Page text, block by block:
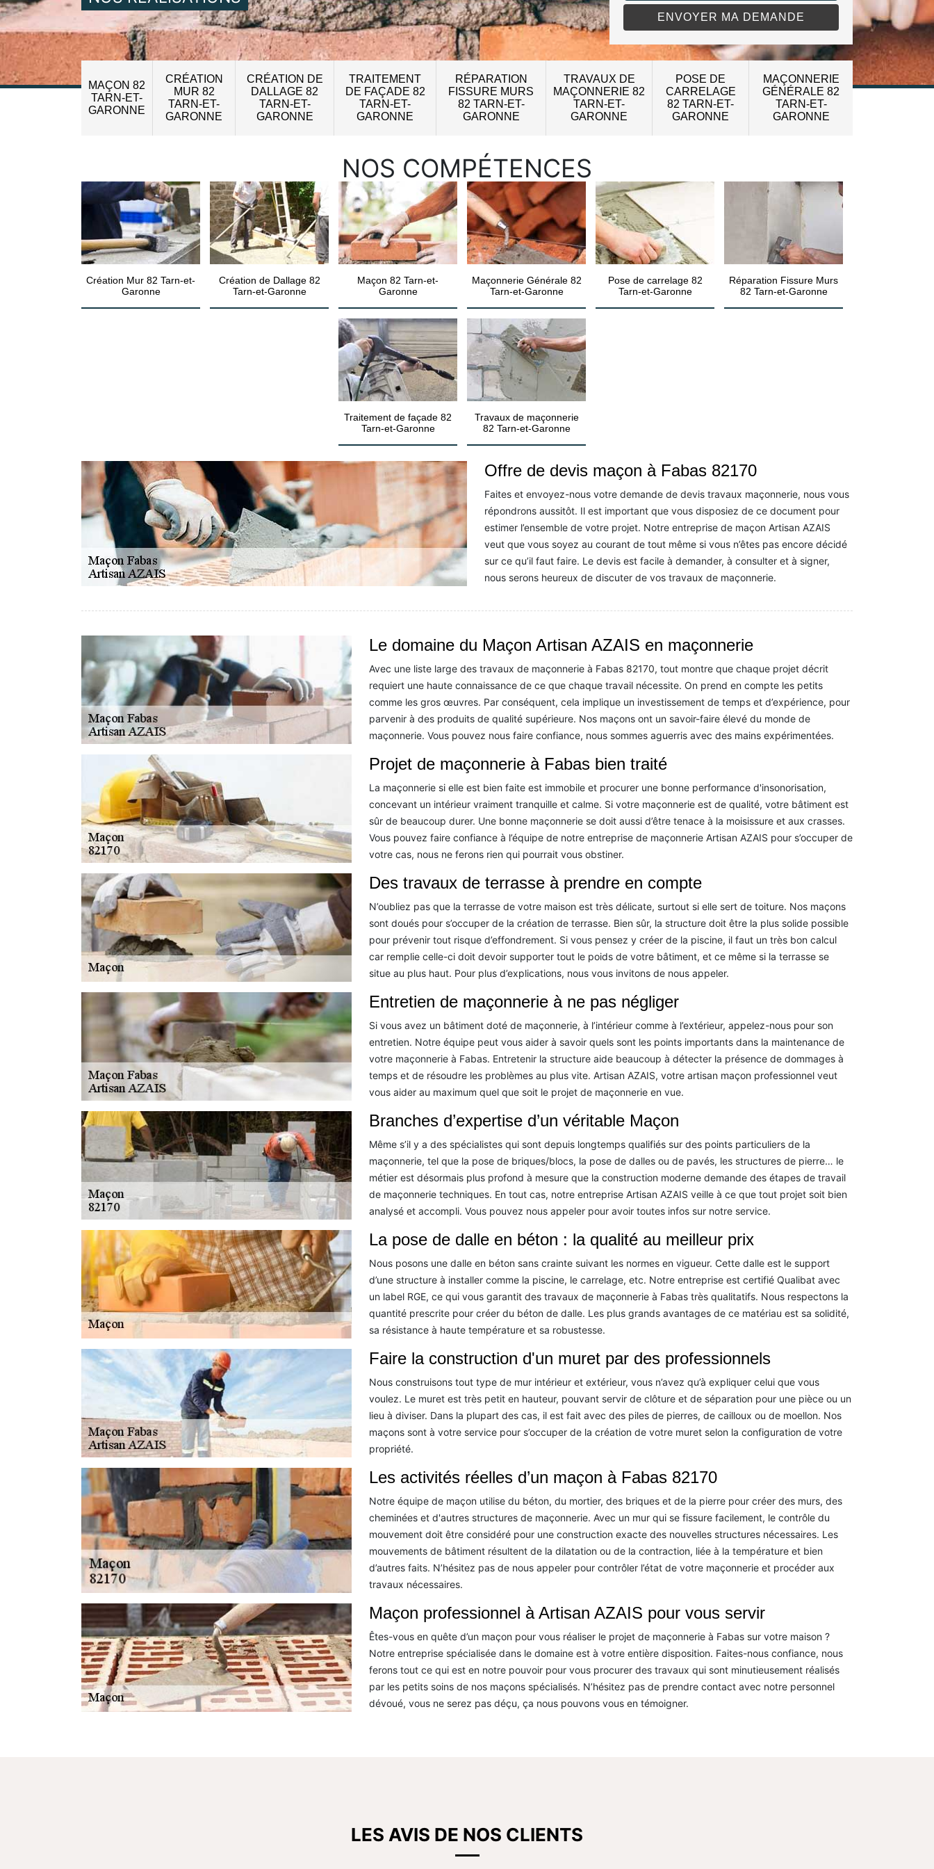
MAÇON 82
TARN-ET-
GARONNE
CRÉATION
MUR 82
TARN-ET-
GARONNE
CRÉATION DE
DALLAGE 82
TARN-ET-
GARONNE
TRAITEMENT
DE FAÇADE 82
TARN-ET-
GARONNE
RÉPARATION
FISSURE MURS
82 TARN-ET-
GARONNE
TRAVAUX DE
MAÇONNERIE 82
TARN-ET-
GARONNE
POSE DE
CARRELAGE
82 TARN-ET-
GARONNE
MAÇONNERIE
GÉNÉRALE 82
TARN-ET-
GARONNE
NOS COMPÉTENCES
Création Mur 82 Tarn-et-
Garonne
Création de Dallage 82
Tarn-et-Garonne
Maçon 82 Tarn-et-
Garonne
Maçonnerie Générale 82
Tarn-et-Garonne
Pose de carrelage 82
Tarn-et-Garonne
Réparation Fissure Murs
82 Tarn-et-Garonne
Traitement de façade 82
Tarn-et-Garonne
Travaux de maçonnerie
82 Tarn-et-Garonne
Offre de devis maçon à Fabas 82170
Faites et envoyez-nous votre demande de devis travaux maçonnerie, nous vous
répondrons aussitôt. Il est important que vous disposiez de ce document pour
estimer l’ensemble de votre projet. Notre entreprise de maçon Artisan AZAIS
veut que vous soyez au courant de tout même si vous n’êtes pas encore décidé
sur ce qu’il faut faire. Le devis est facile à demander, à consulter et à signer,
nous serons heureux de discuter de vos travaux de maçonnerie.
Le domaine du Maçon Artisan AZAIS en maçonnerie
Avec une liste large des travaux de maçonnerie à Fabas 82170, tout montre que chaque projet décrit
requiert une haute connaissance de ce que chaque travail nécessite. On prend en compte les petits
comme les gros œuvres. Par conséquent, cela implique un investissement de temps et d’expérience, pour
parvenir à des produits de qualité supérieure. Nos maçons ont un savoir-faire élevé du monde de
maçonnerie. Vous pouvez nous faire confiance, nous sommes aguerris avec des mains expérimentées.
Projet de maçonnerie à Fabas bien traité
La maçonnerie si elle est bien faite est immobile et procurer une bonne performance d'insonorisation,
concevant un intérieur vraiment tranquille et calme. Si votre maçonnerie est de qualité, votre bâtiment est
sûr de beaucoup durer. Une bonne maçonnerie se doit aussi d’être tenace à la moisissure et aux crasses.
Vous pouvez faire confiance à l’équipe de notre entreprise de maçonnerie Artisan AZAIS pour s’occuper de
votre cas, nous ne ferons rien qui pourrait vous obstiner.
Des travaux de terrasse à prendre en compte
N’oubliez pas que la terrasse de votre maison est très délicate, surtout si elle sert de toiture. Nos maçons
sont doués pour s’occuper de la création de terrasse. Bien sûr, la structure doit être la plus solide possible
pour prévenir tout risque d’effondrement. Si vous pensez y créer de la piscine, il faut un très bon calcul
car remplie celle-ci doit devoir supporter tout le poids de votre bâtiment, et ce même si la terrasse se
situe au plus haut. Pour plus d’explications, nous vous invitons de nous appeler.
Entretien de maçonnerie à ne pas négliger
Si vous avez un bâtiment doté de maçonnerie, à l’intérieur comme à l’extérieur, appelez-nous pour son
entretien. Notre équipe peut vous aider à savoir quels sont les points importants dans la maintenance de
votre maçonnerie à Fabas. Entretenir la structure aide beaucoup à détecter la présence de dommages à
temps et de résoudre les problèmes au plus vite. Artisan AZAIS, votre artisan maçon professionnel veut
vous aider au maximum quel que soit le projet de maçonnerie en vue.
Branches d’expertise d’un véritable Maçon
Même s’il y a des spécialistes qui sont depuis longtemps qualifiés sur des points particuliers de la
maçonnerie, tel que la pose de briques/blocs, la pose de dalles ou de pavés, les structures de pierre… le
métier est désormais plus profond à mesure que la construction moderne demande des étapes de travail
de maçonnerie techniques. En tout cas, notre entreprise Artisan AZAIS veille à ce que tout projet soit bien
analysé et accompli. Vous pouvez nous appeler pour avoir toutes infos sur notre service.
La pose de dalle en béton : la qualité au meilleur prix
Nous posons une dalle en béton sans crainte suivant les normes en vigueur. Cette dalle est le support
d’une structure à installer comme la piscine, le carrelage, etc. Notre entreprise est certifié Qualibat avec
un label RGE, ce qui vous garantit des travaux de maçonnerie à Fabas très qualitatifs. Nous respectons la
quantité prescrite pour créer du béton de dalle. Les plus grands avantages de ce matériau est sa solidité,
sa résistance à haute température et sa robustesse.
Faire la construction d'un muret par des professionnels
Nous construisons tout type de mur intérieur et extérieur, vous n’avez qu’à expliquer celui que vous
voulez. Le muret est très petit en hauteur, pouvant servir de clôture et de séparation pour une pièce ou un
lieu à diviser. Dans la plupart des cas, il est fait avec des piles de pierres, de cailloux ou de moellon. Nos
maçons sont à votre service pour s’occuper de la création de votre muret selon la configuration de votre
propriété.
Les activités réelles d’un maçon à Fabas 82170
Notre équipe de maçon utilise du béton, du mortier, des briques et de la pierre pour créer des murs, des
cheminées et d'autres structures de maçonnerie. Avec un mur qui se fissure facilement, le contrôle du
mouvement doit être considéré pour une construction exacte des nouvelles structures nécessaires. Les
mouvements de bâtiment résultent de la dilatation ou de la contraction, liée à la température et bien
d’autres faits. N’hésitez pas de nous appeler pour contrôler l’état de votre maçonnerie et procéder aux
travaux nécessaires.
Maçon professionnel à Artisan AZAIS pour vous servir
Êtes-vous en quête d’un maçon pour vous réaliser le projet de maçonnerie à Fabas sur votre maison ?
Notre entreprise spécialisée dans le domaine est à votre entière disposition. Faites-nous confiance, nous
ferons tout ce qui est en notre pouvoir pour vous procurer des travaux qui sont minutieusement réalisés
par les petits soins de nos maçons spécialisés. N’hésitez pas de prendre contact avec notre personnel
dévoué, vous ne serez pas déçu, ça nous pouvons vous en témoigner.
LES AVIS DE NOS CLIENTS